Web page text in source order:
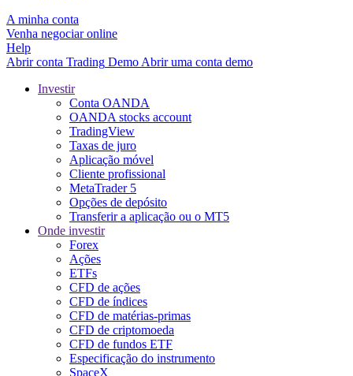
A minha conta
Venha negociar online
Help
Abrir conta Trading Demo Abrir uma conta demo
Investir
Conta OANDA
OANDA stocks account
TradingView
Taxas de juro
Aplicação móvel
Cliente profissional
MetaTrader 5
Opções de depósito
Transferir a aplicação ou o MT5
Onde investir
Forex
Ações
ETFs
CFD de ações
CFD de índices
CFD de matérias-primas
CFD de criptomoeda
CFD de fundos ETF
Especificação do instrumento
SpaceX